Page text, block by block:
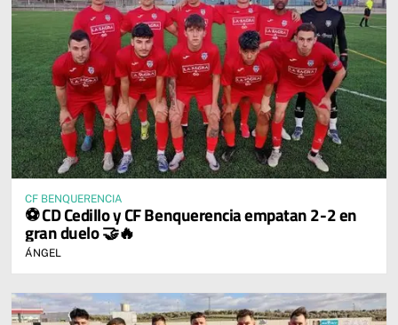
CF BENQUERENCIA
⚽ CD Cedillo y CF Benquerencia empatan 2-2 en
gran duelo 🤝🔥
ÁNGEL